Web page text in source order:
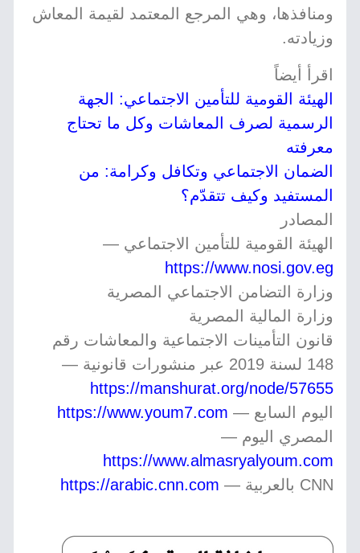
ومنافذها، وهي المرجع المعتمد لقيمة المعاش
وزيادته.
اقرأ أيضاً
الهيئة القومية للتأمين الاجتماعي: الجهة
الرسمية لصرف المعاشات وكل ما تحتاج
معرفته
الضمان الاجتماعي وتكافل وكرامة: من
المستفيد وكيف تتقدّم؟
المصادر
الهيئة القومية للتأمين الاجتماعي —
https://www.nosi.gov.eg
وزارة التضامن الاجتماعي المصرية
وزارة المالية المصرية
قانون التأمينات الاجتماعية والمعاشات رقم
148 لسنة 2019 عبر منشورات قانونية —
https://manshurat.org/node/57655
اليوم السابع — https://www.youm7.com
المصري اليوم —
https://www.almasryalyoum.com
CNN بالعربية —
https://arabic.cnn.com